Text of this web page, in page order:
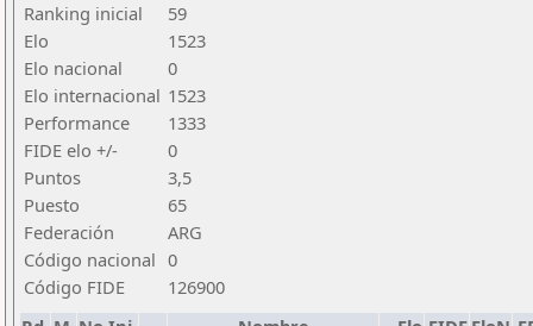
Ranking inicial
59
Elo
1523
Elo nacional
0
Elo internacional 1523
Performance
1333
FIDE elo +/-
0
Puntos
3,5
Puesto
65
Federación
ARG
Código nacional 0
Código FIDE
126900